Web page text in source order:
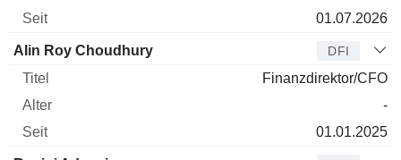
01.07.2026
Alin Roy Choudhury DFI
Finanzdirektor/CFO
-
01.01.2025